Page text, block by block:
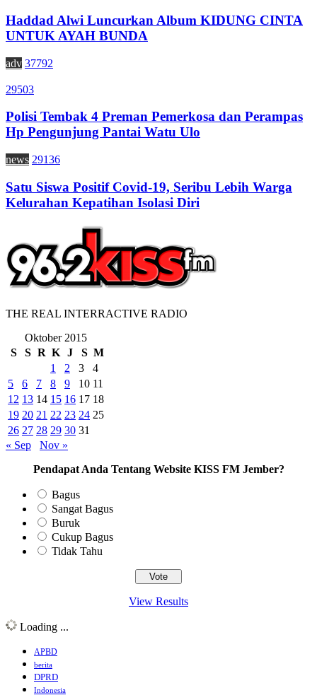
Haddad Alwi Luncurkan Album KIDUNG CINTA
UNTUK AYAH BUNDA
adv 37792
29503
Polisi Tembak 4 Preman Pemerkosa dan Perampas
Hp Pengunjung Pantai Watu Ulo
news 29136
Satu Siswa Positif Covid-19, Seribu Lebih Warga
Kelurahan Kepatihan Isolasi Diri
THE REAL INTERRACTIVE RADIO
Oktober 2015
S
S R K J S M
1
2 3
4
5
6 7 8 9 10 11
12 13 14 15 16 17 18
19 20 21 22 23 24 25
26 27 28 29 30 31
« Sep
Nov »
Pendapat Anda Tentang Website KISS FM Jember?
Bagus
Sangat Bagus
Buruk
Cukup Bagus
Tidak Tahu
View Results
Loading ...
APBD
berita
DPRD
Indonesia